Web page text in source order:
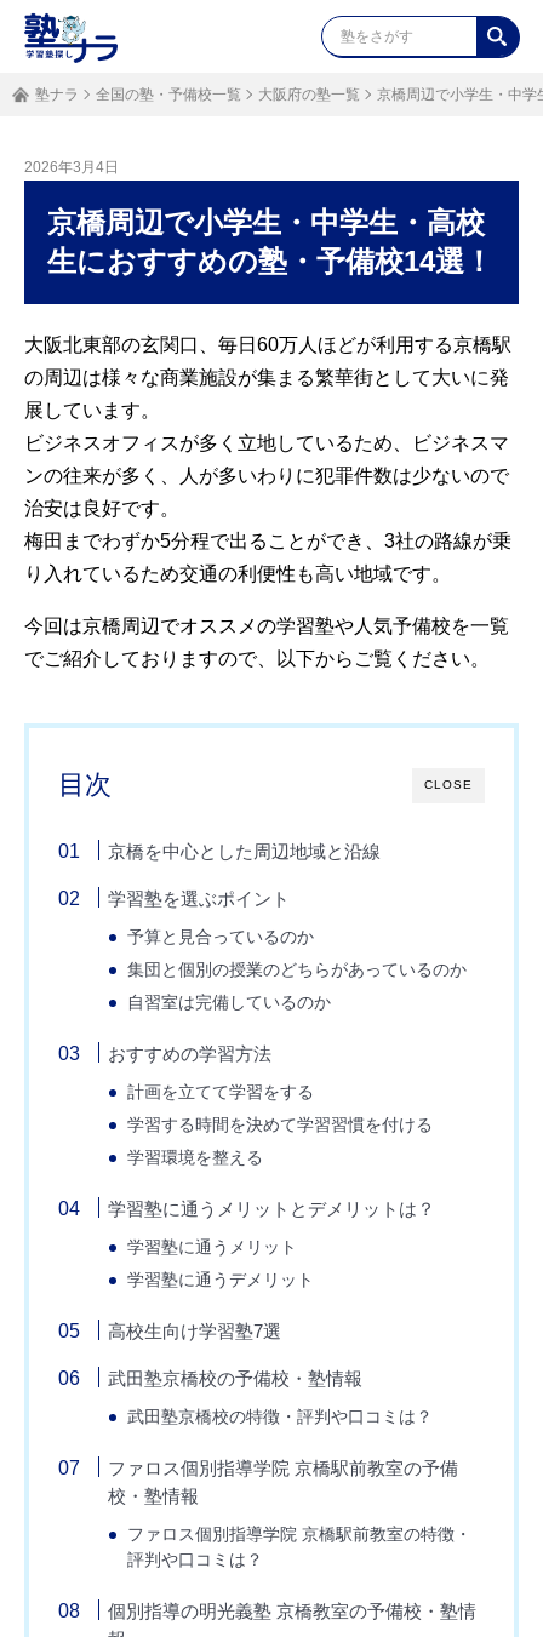
塾ナラ 全国の塾・予備校一覧 大阪府の塾一覧 京橋周辺で小学生・中
2026年3月4日
京橋周辺で小学生・中学生・高校
生におすすめの塾・予備校14選！
大阪北東部の玄関口、毎日60万人ほどが利用する京橋駅
の周辺は様々な商業施設が集まる繁華街として大いに発
展しています。
ビジネスオフィスが多く立地しているため、ビジネスマ
ンの往来が多く、人が多いわりに犯罪件数は少ないので
治安は良好です。
梅田までわずか5分程で出ることができ、3社の路線が乗
り入れているため交通の利便性も高い地域です。
今回は京橋周辺でオススメの学習塾や人気予備校を一覧
でご紹介しておりますので、以下からご覧ください。
CLOSE
目次
京橋を中心とした周辺地域と沿線
学習塾を選ぶポイント
予算と見合っているのか
集団と個別の授業のどちらがあっているのか
自習室は完備しているのか
おすすめの学習方法
計画を立てて学習をする
学習する時間を決めて学習習慣を付ける
学習環境を整える
学習塾に通うメリットとデメリットは？
学習塾に通うメリット
学習塾に通うデメリット
高校生向け学習塾7選
武田塾京橋校の予備校・塾情報
武田塾京橋校の特徴・評判や口コミは？
ファロス個別指導学院 京橋駅前教室の予備
校・塾情報
ファロス個別指導学院 京橋駅前教室の特徴・
評判や口コミは？
個別指導の明光義塾 京橋教室の予備校・塾情